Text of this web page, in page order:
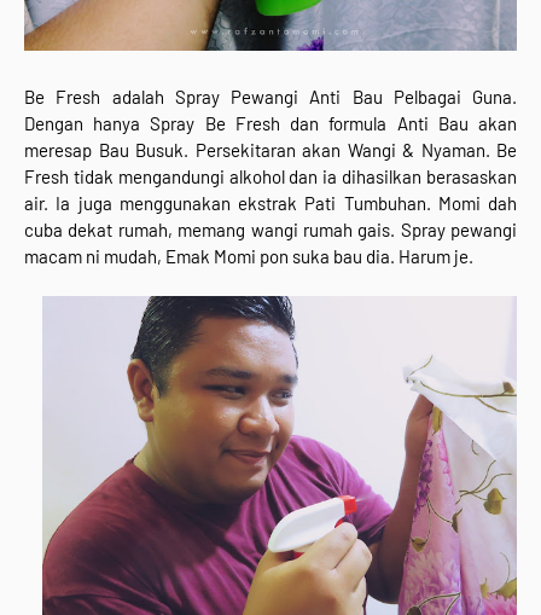
Be Fresh adalah Spray Pewangi Anti Bau Pelbagai Guna.
Dengan hanya Spray Be Fresh dan formula Anti Bau akan
meresap Bau Busuk. Persekitaran akan Wangi & Nyaman. Be
Fresh tidak mengandungi alkohol dan ia dihasilkan berasaskan
air. Ia juga menggunakan ekstrak Pati Tumbuhan. Momi dah
cuba dekat rumah, memang wangi rumah gais. Spray pewangi
macam ni mudah, Emak Momi pon suka bau dia. Harum je.